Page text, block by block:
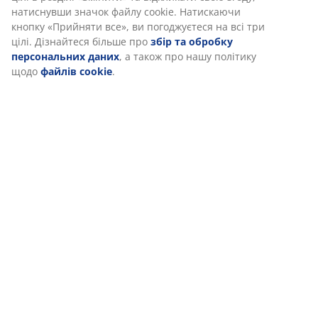
натиснувши значок файлу cookie. Натискаючи
кнопку «Прийняти все», ви погоджуєтеся на всі три
цілі. Дізнайтеся більше про збір та обробку
персональних даних, а також про нашу політику
щодо файлів cookie.